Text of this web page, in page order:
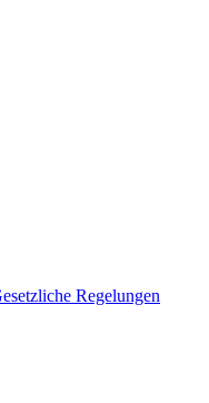
Regelungen